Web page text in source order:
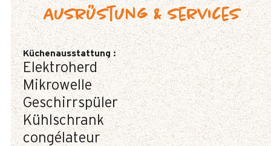
Ausrüstung & Services
Küchenausstattung :
Elektroherd
Mikrowelle
Geschirrspüler
Kühlschrank
congélateur